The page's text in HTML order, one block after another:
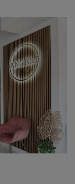
10:00 –19:00
10:00–19:00
10:00–19:00
Geschlossen
Geschlossen
in Frankfurt-
Hautpflege,
auf Dich